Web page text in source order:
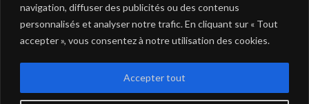
navigation, diffuser des publicités ou des contenus
personnalisés et analyser notre trafic. En cliquant sur « Tout
accepter », vous consentez à notre utilisation des cookies.
Accepter tout